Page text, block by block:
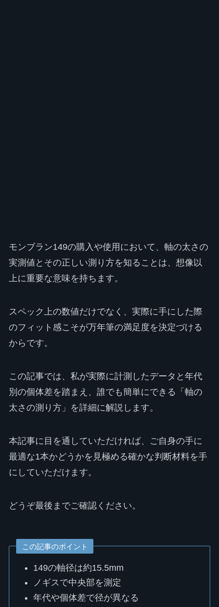
モンブラン149の購入や使用において、軸の太さの
実測値とその正しい測り方を知ることは、想像以
上に重要な意味を持ちます。
スペック上の数値だけでなく、実際に手にした際
のフィット感こそが万年筆の満足度を決定づける
からです。
この記事では、私が実際に計測したデータと年代
別の個体差を踏まえ、誰でも簡単にできる「軸の
太さの測り方」を詳細に解説します。
本記事に目を通していただければ、ご自身の手に
最適な1本かどうかを見極める確かな判断材料を手
にしていただけます。
どうぞ最後までご確認ください。
この記事のポイント
149の軸径は約15.5mm
ノギスで中央部を測定
年代や個体差で径が異なる